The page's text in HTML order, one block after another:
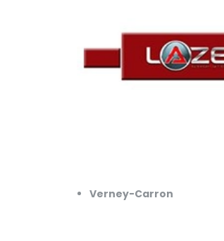
Verney-Carron